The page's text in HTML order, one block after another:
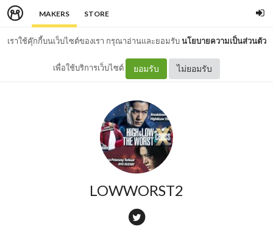
MAKERS STORE
เราใช้คุ๊กกี้บนเว็บไซต์ของเรา กรุณาอ่านและยอมรับนโยบายความเป็นส่วนตัว
เพื่อใช้บริการเว็บไซต์ ยอมรับ ไม่ยอมรับ
LOWWORST2